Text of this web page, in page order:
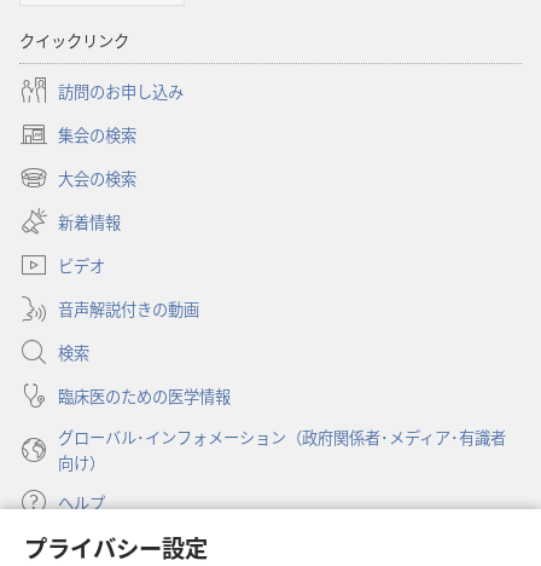
プライバシー設定
クイックリンク
訪問のお申し込み
集会の検索
（新
し
タ
で
開
く）
大会の検索
（新
し
い
タ
ブ
で
開
く）
新着情報
ビデオ
音声解説付きの動画
検索
臨床医のための医学情報
グローバル･インフォメーション（政府関係者･メディア･有識者
向け）
ヘルプ